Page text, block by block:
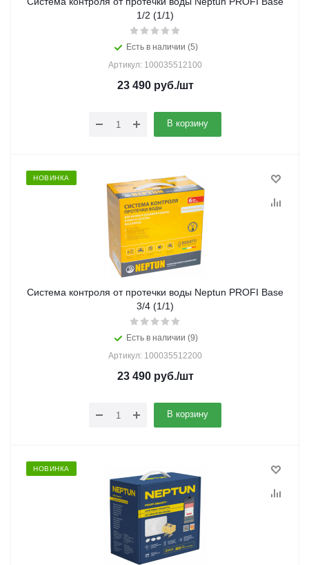
1/2 (1/1)
Есть в наличии (5)
Артикул: 100035512100
23 490руб./шт
В корзину
НОВИНКА
Система контроля от протечки воды Neptun PROFI Base
3/4 (1/1)
Есть в наличии (9)
Артикул: 100035512200
23 490руб./шт
В корзину
НОВИНКА